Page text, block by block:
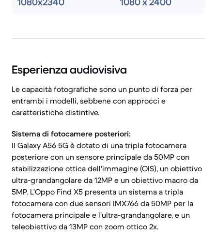
Esperienza audiovisiva
Le capacità fotografiche sono un punto di forza per
entrambi i modelli, sebbene con approcci e
caratteristiche distintive.
Sistema di fotocamere posteriori:
Il Galaxy A56 5G è dotato di una tripla fotocamera
posteriore con un sensore principale da 50MP con
stabilizzazione ottica dell'immagine (OIS), un obiettivo
ultra-grandangolare da 12MP e un obiettivo macro da
5MP. L'Oppo Find X5 presenta un sistema a tripla
fotocamera con due sensori IMX766 da 50MP per la
fotocamera principale e l'ultra-grandangolare, e un
teleobiettivo da 13MP con zoom ottico 2x.